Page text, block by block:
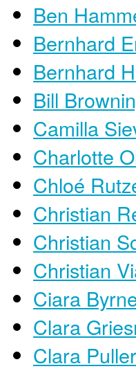
Ben
Bernhard
Bernhard
Bill
Camilla
Charlotte
Chloé
Christian
Christian
Christian
Ciara
Clara
Clara Puller